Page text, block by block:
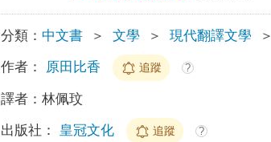
分類： 中文書 ＞ 文學 ＞ 現代翻譯文學 ＞
作者： 原田比香 追蹤 ?
譯者：林佩玟
出版社： 皇冠文化 追蹤 ?